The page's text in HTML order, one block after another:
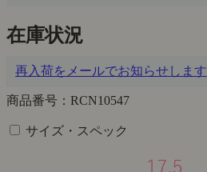
在庫状況
再入荷をメールでお知らせします
商品番号：RCN10547
サイズ・スペック